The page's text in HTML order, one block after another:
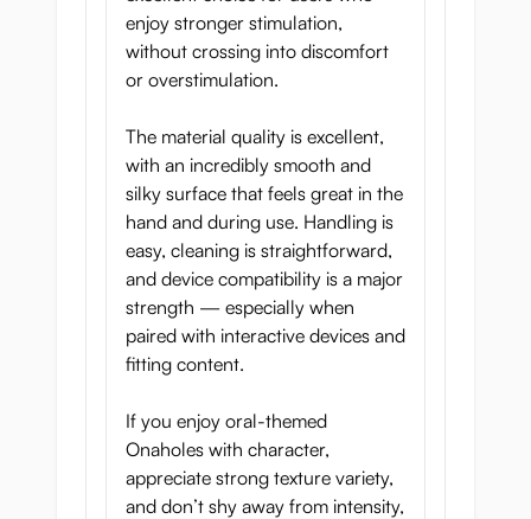
enjoy stronger stimulation,
without crossing into discomfort
or overstimulation.
The material quality is excellent,
with an incredibly smooth and
silky surface that feels great in the
hand and during use. Handling is
easy, cleaning is straightforward,
and device compatibility is a major
strength — especially when
paired with interactive devices and
fitting content.
If you enjoy oral-themed
Onaholes with character,
appreciate strong texture variety,
and don’t shy away from intensity,